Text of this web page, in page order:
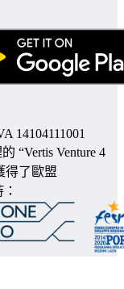
14104111001
“Vertis Venture 4
得了歐盟